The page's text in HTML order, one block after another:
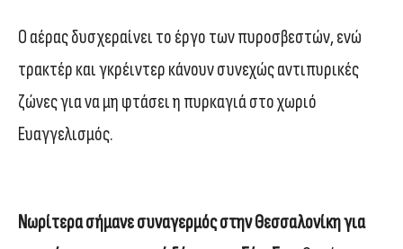
Ο αέρας δυσχεραίνει το έργο των πυροσβεστών, ενώ
τρακτέρ και γκρέιντερ κάνουν συνεχώς αντιπυρικές
ζώνες για να μη φτάσει η πυρκαγιά στο χωριό
Ευαγγελισμός.
Νωρίτερα σήμανε συναγερμός στην Θεσσαλονίκη για